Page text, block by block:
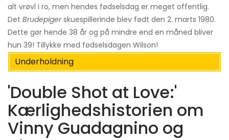
alt vrøvl i ro, men hendes fødselsdag er meget offentlig.
Det Brudepigerskuespillerinde blev født den 2. marts 1980.
Dette gør hende 38 år og på mindre end en måned bliver
hun 39! Tillykke med fødselsdagen Wilson!
Underholdning
'Double Shot at Love:'
Kærlighedshistorien om
Vinny Guadagnino og